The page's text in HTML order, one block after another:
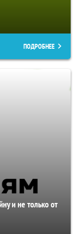
ПОДРОБНЕЕ
и не только от